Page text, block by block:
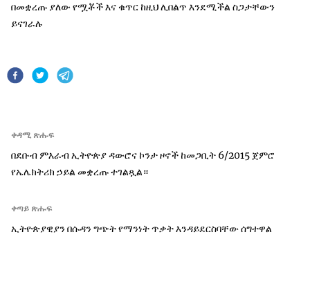
በመቋረጡ ያለው የሟቾች እና ቁጥር ከዚህ ሊበልጥ እንደሚችል ስጋታቸውን
ይናገራሉ
ቀዳሚ ጽሑፍ
በደቡብ ምእራብ ኢትዮጵያ ዳውሮና ኮንታ ዞኖች ከመጋቢት 6/2015 ጀምሮ
የኤሌክትሪክ ኃይል መቋረጡ ተገልጿል።
ቀጣይ ጽሑፍ
ኢትዮጵያዊያን በሱዳን ግጭት የማንነት ጥቃት እንዳይደርስባቸው ሰግተዋል